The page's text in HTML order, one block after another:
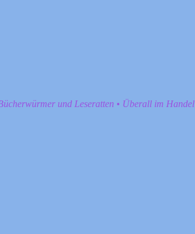
und Leseratten • Überall im Handel